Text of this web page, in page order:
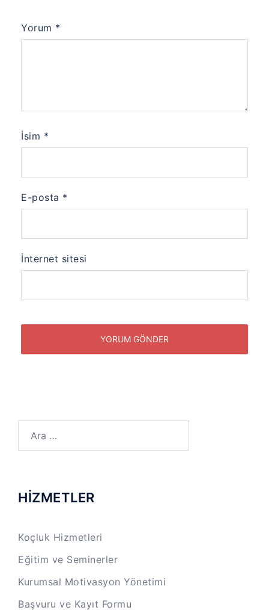
Yorum *
İsim *
E-posta *
İnternet sitesi
HİZMETLER
Koçluk Hizmetleri
Eğitim ve Seminerler
Kurumsal Motivasyon Yönetimi
Başvuru ve Kayıt Formu